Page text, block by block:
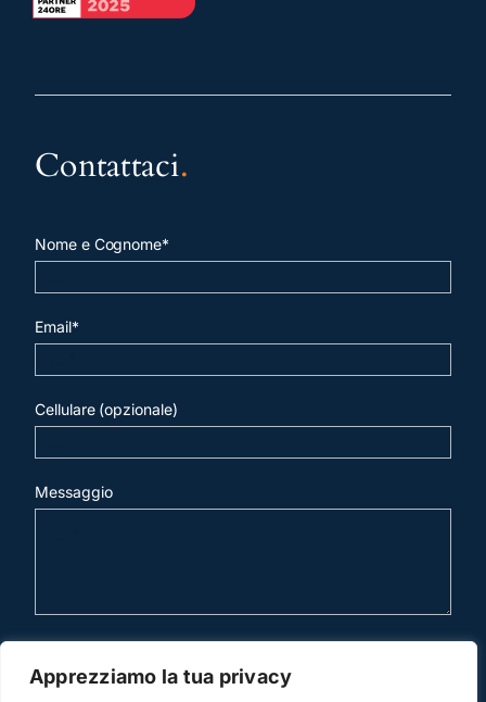
Apprezziamo la tua privacy
Contattaci.
Nome e Cognome*
Email*
Cellulare (opzionale)
Messaggio
invia mail